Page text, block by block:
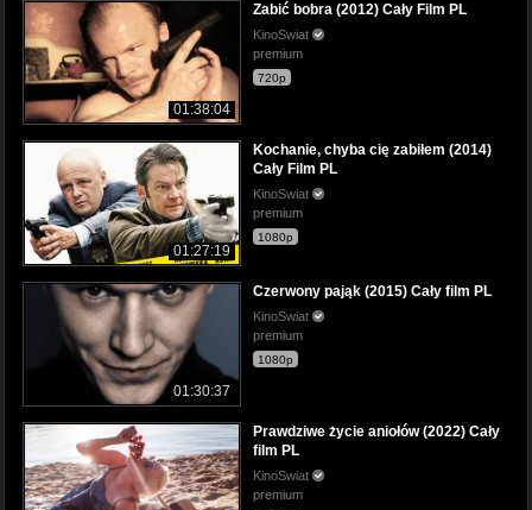
01:38:04
Zabić bobra (2012) Cały Film PL
KinoSwiat
premium
720p
01:27:19
Kochanie, chyba cię zabiłem (2014)
Cały Film PL
KinoSwiat
premium
1080p
01:30:37
Czerwony pająk (2015) Cały film PL
KinoSwiat
premium
1080p
Prawdziwe życie aniołów (2022) Cały
film PL
KinoSwiat
premium